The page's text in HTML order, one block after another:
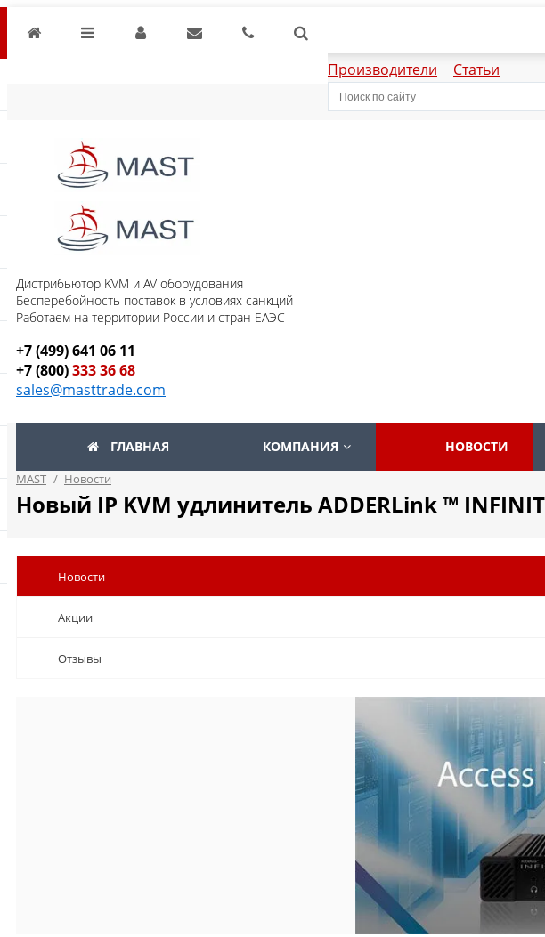
Производители Статьи
Дистрибьютор KVM и AV оборудования
Бесперебойность поставок в условиях санкций
Работаем на территории России и стран ЕАЭС
+7 (499) 641 06 11
+7 (800)333 36 68
sales@masttrade.com
ГЛАВНАЯ КОМПАНИЯ НОВОСТИ
MAST / Новости
Новый IP KVM удлинитель ADDERLink ™
Новости
Акции
Отзывы